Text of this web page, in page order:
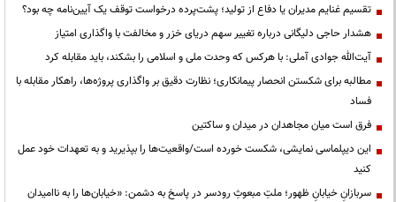
تقسیم غنایم مدیران یا دفاع از تولید؛ پشت‌پرده درخواست توقف یک آیین‌نامه چه بود؟
هشدار حاجی دلیگانی درباره تغییر سهم دریای خزر و مخالفت با واگذاری امتیاز
آیت‌الله جوادی آملی: با هرکس که وحدت ملی و اسلامی را بشکند، باید مقابله کرد
مطالبه برای شکستن انحصار پیمانکاری؛ نظارت دقیق بر واگذاری پروژه‌ها، راهکار مقابله با
فساد
فرق است میان مجاهدان در میدان و ساکتین
این دیپلماسی نمایشی، شکست خورده است/واقعیت‌ها را بپذیرید و به تعهدات خود عمل
کنید
سربازانِ خیابانِ ظهور؛ ملتِ مبعوثِ رودسر در پاسخ به دشمن: «خیابان‌ها را به ناامیدان